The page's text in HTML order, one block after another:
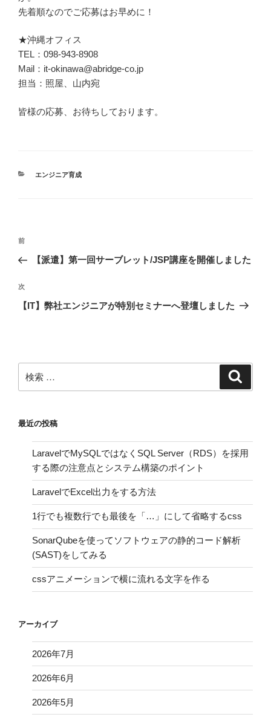
先着順なのでご応募はお早めに！
★沖縄オフィス
TEL：098-943-8908
Mail：it-okinawa@abridge-co.jp
担当：照屋、山内宛
皆様の応募、お待ちしております。
カ
エンジニア育成
投
ビ
ゲ
ン
過
去
投
稿
前
【派遣】第一回サーブレット/JSP講座を開催しました
次
の
次
【IT】弊社エンジニアが特別セミナーへ登壇しました
索:
最近の投稿
LaravelでMySQLではなくSQL Server（RDS）を採用
する際の注意点とシステム構築のポイント
LaravelでExcel出力をする方法
1行でも複数行でも最後を「…」にして省略するcss
SonarQubeを使ってソフトウェアの静的コード解析
(SAST)をしてみる
cssアニメーションで横に流れる文字を作る
アーカイブ
2026年7月
2026年6月
2026年5月